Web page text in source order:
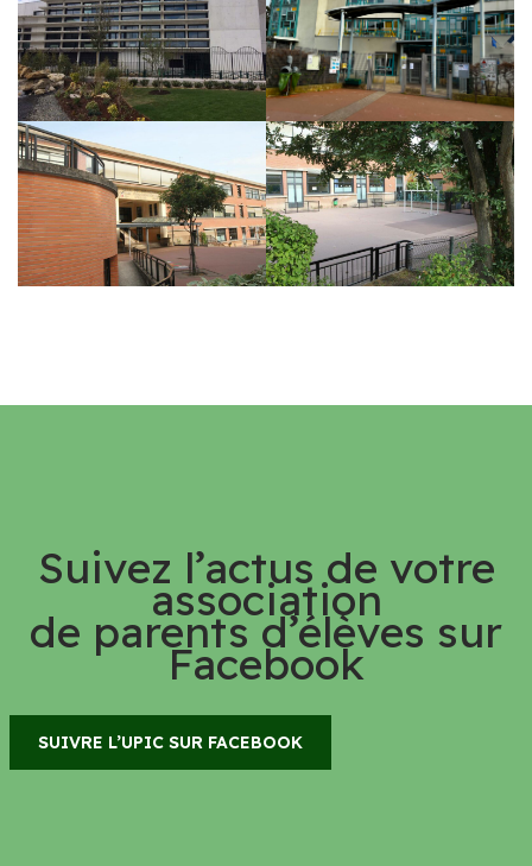
Suivez l’actus de votre
association
de parents d’élèves sur
Facebook
SUIVRE L’UPIC SUR FACEBOOK